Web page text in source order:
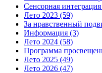
Сенсорная интеграция
Лето 2023 (59)
За нравственный
Информация (3)
Лето 2024 (58)
Программа
Лето 2025 (49)
Лето 2026 (47)